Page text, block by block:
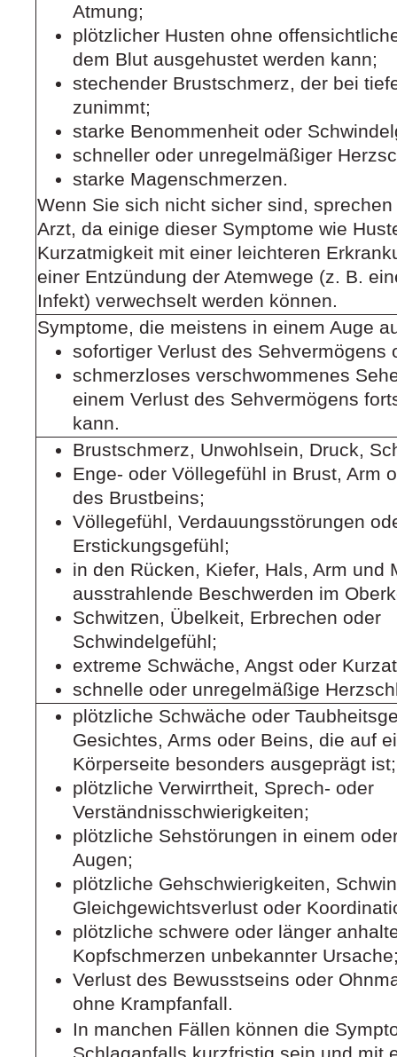
Atmung;
plötzlicher Husten ohne
dem Blut ausgehustet werden kann;
stechender Brustschmerz, der bei
zunimmt;
starke Benommenheit oder
schneller oder unregelmäßiger
starke Magenschmerzen.
Wenn Sie sich nicht sicher sind,
Arzt, da einige dieser Symptome wie
Kurzatmigkeit mit einer leichteren
einer Entzündung der Atemwege (z. B.
Infekt) verwechselt werden können.
Symptome, die meistens in einem Auge
sofortiger Verlust des Sehvermögens
schmerzloses verschwommenes
einem Verlust des Sehvermögens
kann.
Brustschmerz, Unwohlsein, Druck,
Enge- oder Völlegefühl in Brust, Arm
des Brustbeins;
Völlegefühl, Verdauungsstörungen
Erstickungsgefühl;
in den Rücken, Kiefer, Hals, Arm und
ausstrahlende Beschwerden im
Schwitzen, Übelkeit, Erbrechen oder
Schwindelgefühl;
extreme Schwäche, Angst oder
schnelle oder unregelmäßige
plötzliche Schwäche oder
Gesichtes, Arms oder Beins, die auf
Körperseite besonders ausgeprägt ist;
plötzliche Verwirrtheit, Sprech- oder
Verständnisschwierigkeiten;
plötzliche Sehstörungen in einem
Augen;
plötzliche Gehschwierigkeiten,
Gleichgewichtsverlust oder
plötzliche schwere oder länger
Kopfschmerzen unbekannter
Verlust des Bewusstseins oder
ohne Krampfanfall.
In manchen Fällen können die